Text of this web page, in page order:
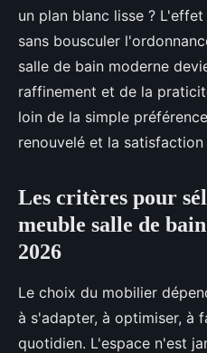
un plan blanc lisse ?
sans bousculer
salle de bain moderne
raffinement et de la
loin de la simple
renouvelé et la
Les critères pour
meuble salle de
2026
Le choix du mobilier
à s'adapter, à optimiser, à
quotidien. L'espace n'est